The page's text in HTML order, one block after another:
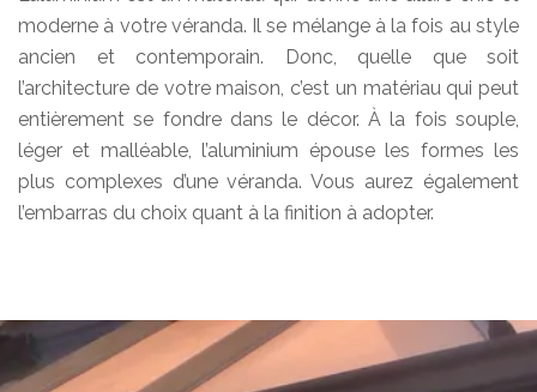
moderne à votre véranda. Il se mélange à la fois au style
ancien et contemporain. Donc, quelle que soit
l’architecture de votre maison, c’est un matériau qui peut
entièrement se fondre dans le décor. À la fois souple,
léger et malléable, l’aluminium épouse les formes les
plus complexes d’une véranda. Vous aurez également
l’embarras du choix quant à la finition à adopter.